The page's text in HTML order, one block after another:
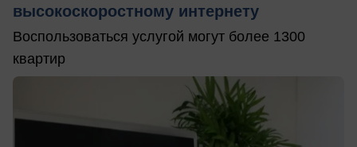
высокоскоростному интернету
Воспользоваться услугой могут более 1300
квартир